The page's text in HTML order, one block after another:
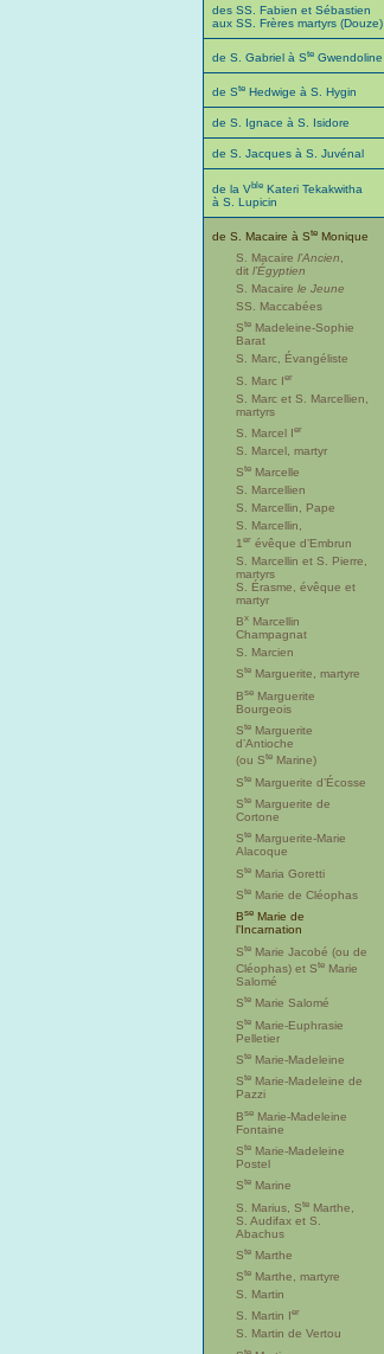
des SS. Fabien et Sébastien
aux SS. Frères martyrs (Douze)
de S. Gabriel à Ste Gwendoline
de Ste Hedwige à S. Hygin
de S. Ignace à S. Isidore
de S. Jacques à S. Juvénal
de la Vble Kateri Tekakwitha
à S. Lupicin
de S. Macaire à Ste Monique
S. Macaire l’Ancien
dit l’Égyptien
S. Macaire le Jeune
SS. Maccabées
Ste Madeleine-Sophie
Barat
S. Marc, Évangéliste
S. Marc Ier
S. Marc et S. Marcellien,
martyrs
S. Marcel Ier
S. Marcel, martyr
Ste Marcelle
S. Marcellien
S. Marcellin, Pape
S. Marcellin,
1 er évêque d’Embrun
S. Marcellin et S. Pierre,
martyrs
S. Érasme, évêque et
martyr
Bx Marcellin
Champagnat
S. Marcien
Ste Marguerite, martyre
Bse Marguerite
Bourgeois
Ste Marguerite
d’Antioche
(ou Ste Marine)
Ste Marguerite d’Écosse
Ste Marguerite de
Cortone
Ste Marguerite-Marie
Alacoque
Ste Maria Goretti
Ste Marie de Cléophas
Bse Marie de
l’Incarnation
Ste Marie Jacobé (ou de
Cléophas) et Ste Marie
Salomé
Ste Marie Salomé
Ste Marie-Euphrasie
Pelletier
Ste Marie-Madeleine
Ste Marie-Madeleine de
Pazzi
Bse Marie-Madeleine
Fontaine
Ste Marie-Madeleine
Postel
Ste Marine
S. Marius, Ste Marthe,
S. Audifax et S.
Abachus
Ste Marthe
Ste Marthe, martyre
S. Martin
S. Martin I er
S. Martin de Vertou
te